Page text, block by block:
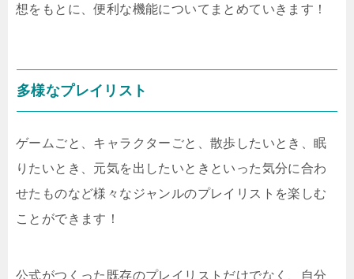
想をもとに、便利な機能についてまとめていきます！
多様なプレイリスト
ゲームごと、キャラクターごと、散歩したいとき、眠
りたいとき、元気を出したいときといった気分に合わ
せたものなど様々なジャンルのプレイリストを楽しむ
ことができます！
公式がつくった既存のプレイリストだけでなく、自分